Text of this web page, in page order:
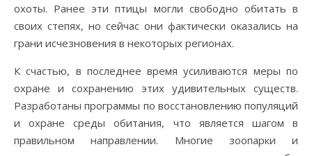
охоты. Ранее эти птицы могли свободно обитать в
своих степях, но сейчас они фактически оказались на
грани исчезновения в некоторых регионах.
К счастью, в последнее время усиливаются меры по
охране и сохранению этих удивительных существ.
Разработаны программы по восстановлению популяций
и охране среды обитания, что является шагом в
правильном направлении. Многие зоопарки и